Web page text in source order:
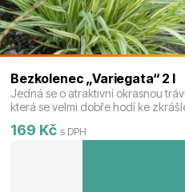
Bezkolenec „Variegata“ 2 l
Jedná se o atraktivní okrasnou
která se velmi dobře hodí ke
hnědé chocholy.
169 Kč s DPH